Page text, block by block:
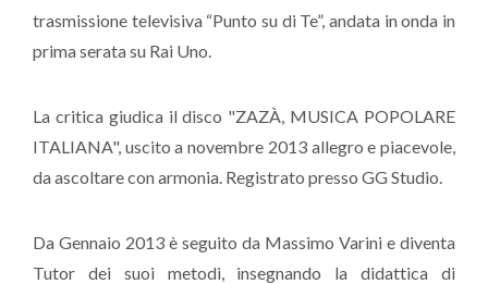
trasmissione televisiva “Punto su di Te”, andata in onda in
prima serata su Rai Uno.
La critica giudica il disco "ZAZÀ, MUSICA POPOLARE
ITALIANA", uscito a novembre 2013 allegro e piacevole,
da ascoltare con armonia. Registrato presso GG Studio.
Da Gennaio 2013 è seguito da Massimo Varini e diventa
Tutor dei suoi metodi, insegnando la didattica di